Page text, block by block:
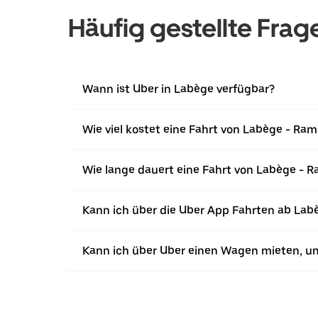
Häufig gestellte
Wann ist Uber in Labège verfügbar?
Wie viel kostet eine Fahrt von Labège -
Wie lange dauert eine Fahrt von Labège -
Kann ich über die Uber App Fahrten ab
Kann ich über Uber einen Wagen mieten,